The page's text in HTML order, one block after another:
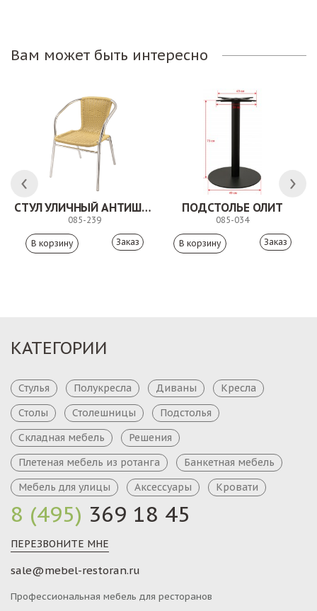
Вам может быть интересно
СТУЛ УЛИЧНЫЙ АНТИШОН
085-239
Заказ
ПОДСТОЛЬЕ ОЛИТ
085-034
Заказ
8 (495) 369 18 45
ПЕРЕЗВОНИТЕ МНЕ
sale@mebel-restoran.ru
Профессиональная мебель для ресторанов
КАТЕГОРИИ
Стулья Полукресла Диваны
Кресла
Столы
Столешницы
Подстолья
Складная мебель
Решения
Плетеная мебель из ротанга
Банкетная мебель
Мебель для улицы
Аксессуары Кровати